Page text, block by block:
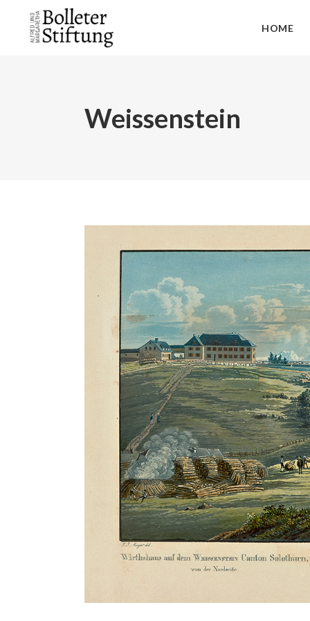
HOME
Weissenstein